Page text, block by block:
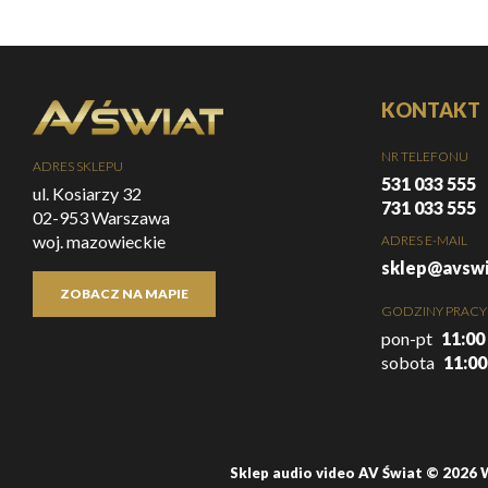
ADRES SKLEPU
ul. Kosiarzy 32
02-953 Warszawa
woj. mazowieckie
ZOBACZ NA MAPIE
KONTAKT
NR TELEFONU
531 033 555
731 033 555
ADRES E-MAIL
GODZINY PRACY
pon-pt
sobota
Sklep audio video AV Świat © 2026